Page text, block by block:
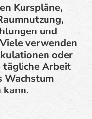
Kurspläne,
und
verwenden
oder
tägliche Arbeit
Wachstum
kann.